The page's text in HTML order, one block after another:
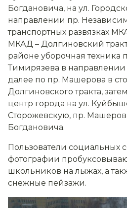
Богдановича, на ул.
направлении пр.
транспортных развязках
МКАД – Долгиновский
районе уборочная техника
Тимирязева в
далее по пр. Машерова в
Долгиновского тракта,
центр города на ул.
Сторожевскую, пр.
Богдановича.
Пользователи социальных
фотографии
школьников на лыжах, а
снежные пейзажи.